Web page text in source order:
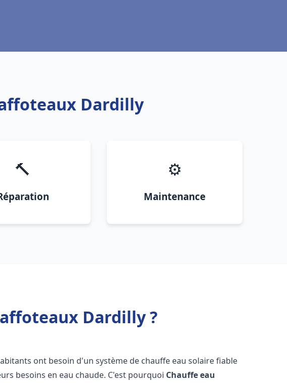
Dardilly
🔨 ⚙️
Maintenance
Dardilly ?
ont besoin d'un système de chauffe eau solaire fiable
besoins en eau chaude. C'est pourquoi Chauffe eau